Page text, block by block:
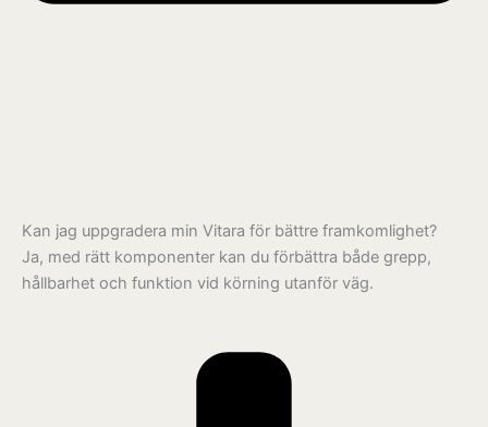
Kan jag uppgradera min Vitara för bättre framkomlighet?
Ja, med rätt komponenter kan du förbättra både grepp,
hållbarhet och funktion vid körning utanför väg.